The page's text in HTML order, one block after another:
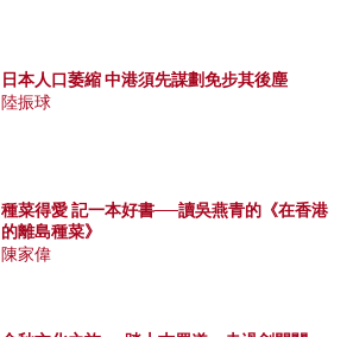
日本人口萎縮 中港須先謀劃免步其後塵
陸振球
種菜得愛 記一本好書──讀吳燕青的《在香港
的離島種菜》
陳家偉